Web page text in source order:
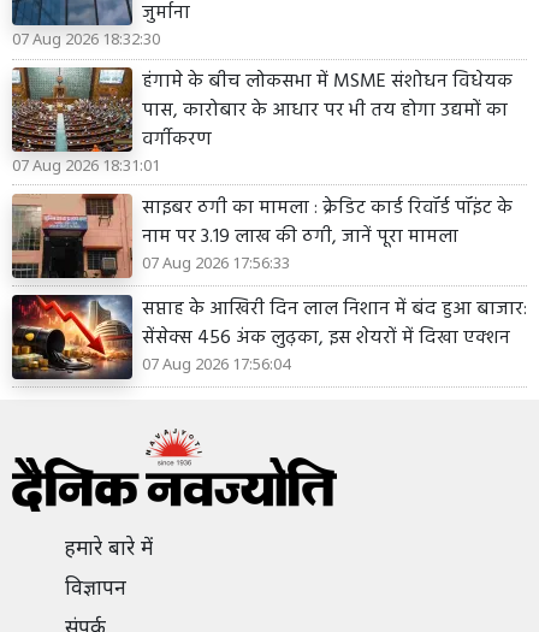
जुर्माना
07 Aug 2026 18:32:30
हंगामे के बीच लोकसभा में MSME संशोधन विधेयक
पास, कारोबार के आधार पर भी तय होगा उद्यमों का
वर्गीकरण
07 Aug 2026 18:31:01
साइबर ठगी का मामला : क्रेडिट कार्ड रिवॉर्ड पॉइंट के
नाम पर 3.19 लाख की ठगी, जानें पूरा मामला
07 Aug 2026 17:56:33
सप्ताह के आखिरी दिन लाल निशान में बंद हुआ बाजार:
सेंसेक्स 456 अंक लुढ़का, इस शेयरों में दिखा एक्शन
07 Aug 2026 17:56:04
हमारे बारे में
विज्ञापन